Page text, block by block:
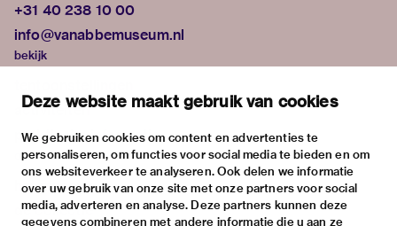
Deze website maakt gebruik van cookies
We gebruiken cookies om content en advertenties te
personaliseren, om functies voor social media te bieden en om
ons websiteverkeer te analyseren. Ook delen we informatie
over uw gebruik van onze site met onze partners voor social
media, adverteren en analyse. Deze partners kunnen deze
gegevens combineren met andere informatie die u aan ze
+31 40 238 10 00
info@vanabbemuseum.nl
bekijk
activiteiten
praktische informatie
over
het museum
de collectie